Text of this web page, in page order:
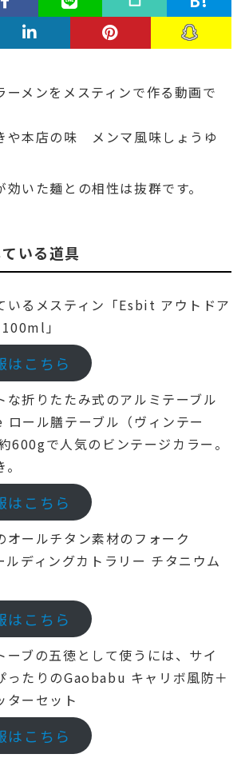
ーメンをメスティンで作る動画で
や本店の味 メンマ風味しょうゆ
いた麺との相性は抜群です。
いる道具
いるメスティン「Esbit アウトドア
」
はこちら
な折りたたみ式のアルミテーブル
ロール膳テーブル（ヴィンテー
600gで人気のビンテージカラー。
はこちら
オールチタン素材のフォーク
ルディングカトラリー チタニウム
はこちら
ーブの五徳として使うには、サイ
ったりのGaobabu キャリボ風防＋
ターセット
はこちら